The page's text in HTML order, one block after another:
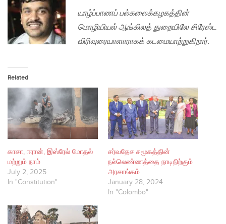
யாழ்ப்பாணப் பல்கலைக்கழகத்தின்
மொழியியல் ஆங்கிலத் துறையிலே சிரேஸ்ட
விரிவுரையாளாராகக் கடமையாற்றுகிறார்.
Related
காசா, ஈரான், இஸ்ரேல் மோதல்
மற்றும் நாம்
July 2, 2025
In "Constitution"
சர்வதேச சமூகத்தின்
நல்லெண்ணத்தை நாடிநிற்கும்
அரசாங்கம்
January 28, 2024
In "Colombo"